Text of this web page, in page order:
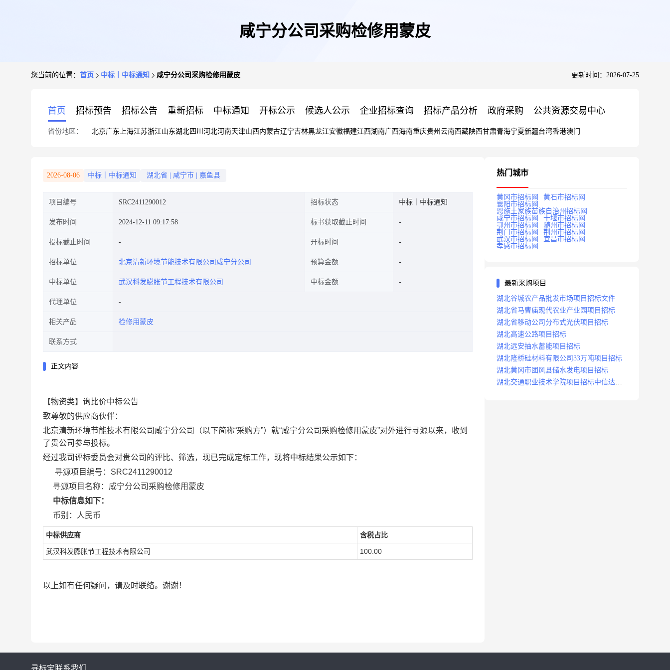
咸宁分公司采购检修用蒙皮
您当前的位置： 首页 中标｜中标通知 咸宁分公司采购检修用蒙皮 更新时间：2026-07-25
首页 招标预告 招标公告 重新招标 中标通知 开标公示 候选人公示 企业招标查询 招标产品分析 政府采购 公共资源交易中心
省份地区： 北京广东 上海江苏浙江山东湖北四川 河北河南天津山西内蒙古辽宁吉林黑龙江安徽福建江西湖南广西海南重庆贵州 云南西藏陕西甘肃青海宁夏新疆台湾香港澳门
2026-08-06 中标｜中标通知 湖北省 咸宁市 嘉鱼县
项目编号 SRC2411290012 招标状态 中标｜中标通知
发布时间 2024-12-11 09:17:58 标书获取截止时间
投标截止时间 开标时间
招标单位 北京清新环境节能技术有限公司咸宁分公司 预算金额
中标单位 武汉科发膨胀节工程技术有限公司 中标金额
代理单位
相关产品 检修用蒙皮
联系方式
正文内容
【物资类】 询比价中标公告
致尊敬的供应商伙伴：
北京清新环境节能技术有限公司咸宁分公司（以下简称“采购方”）就“咸宁分公司采购检修用蒙皮”对外进行寻源以来，收到
了贵公司参与投标。
经过我司评标委员会对贵公司的评比、筛选，现已完成定标工作，现将中标结果公示如下：
寻源项目编号：SRC2411290012
寻源项目名称：咸宁分公司采购检修用蒙皮
中标信息如下：
币别：人民币
中标供应商 含税占比
武汉科发膨胀节工程技术有限公司 100.00
以上如有任何疑问，请及时联络。谢谢！
热门城市
黄冈市招标网
黄石市招标网
襄阳市招标网
恩施土家族苗族自治州招标网
咸宁市招标网
十堰市招标网
鄂州市招标网
随州市招标网
荆门市招标网
荆州市招标网
武汉市招标网
宜昌市招标网
孝感市招标网
最新采购项目
湖北谷城农产品批发市场项目招标文件
湖北省马曹庙现代农业产业园项目招标
湖北省移动公司分布式光伏项目招标
湖北高速公路项目招标
湖北远安抽水蓄能项目招标
湖北隆桥硅材料有限公司33万吨项目招标
湖北黄冈市团风县储水发电项目招标
湖北交通职业技术学院项目招标中信达咨
寻标宝联系我们